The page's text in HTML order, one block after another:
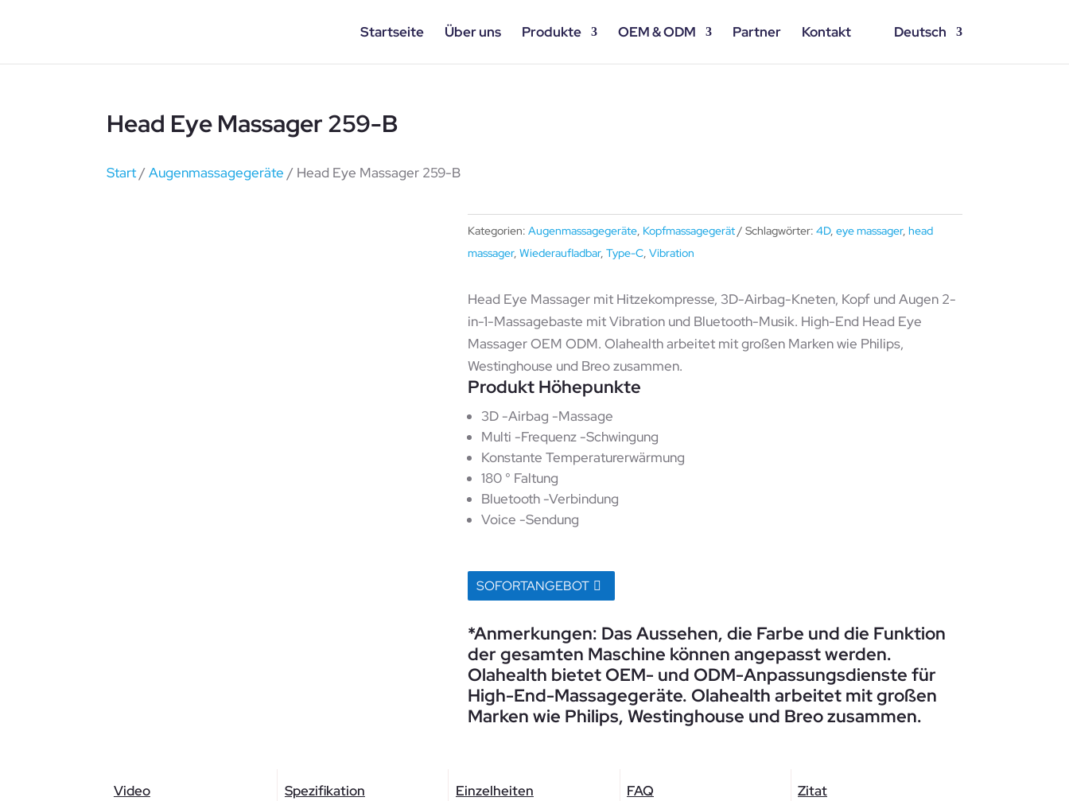
Startseite Über uns Produkte OEM & ODM Partner Kontakt Deutsch
Head Eye Massager 259-B
Start/Augenmassagegeräte / Head Eye Massager 259-B
Kategorien:Augenmassagegeräte, Kopfmassagegerät Schlagwörter:4D,eye massager,head
massager,Wiederaufladbar,Type-C,Vibration
Head Eye Massager mit Hitzekompresse, 3D-Airbag-Kneten, Kopf und Augen 2-
in-1-Massagebaste mit Vibration und Bluetooth-Musik. High-End Head Eye
Massager OEM ODM. Olahealth arbeitet mit großen Marken wie Philips,
Westinghouse und Breo zusammen.
Produkt Höhepunkte
3D -Airbag -Massage
Multi -Frequenz -Schwingung
Konstante Temperaturerwärmung
180 ° Faltung
Bluetooth -Verbindung
Voice -Sendung
SOFORTANGEBOT
*Anmerkungen: Das Aussehen, die Farbe und die Funktion
der gesamten Maschine können angepasst werden.
Olahealth bietet OEM- und ODM-Anpassungsdienste für
High-End-Massagegeräte. Olahealth arbeitet mit großen
Marken wie Philips, Westinghouse und Breo zusammen.
Video Spezifikation Einzelheiten FAQ Zitat